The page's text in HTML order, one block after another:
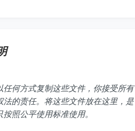
任何方式复制这些文件，你接受所有
法的责任。将这些文件放在这里，是
照公平使用标准使用。